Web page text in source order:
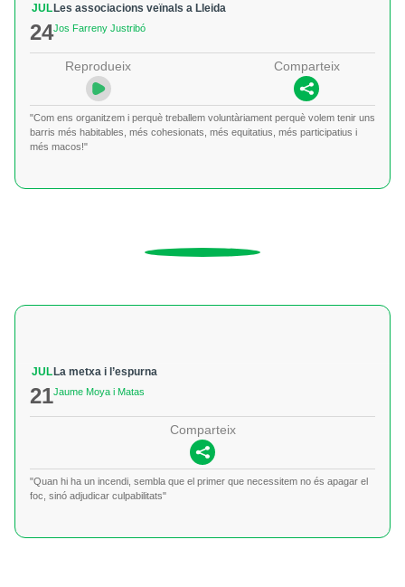
JUL
24
Les associacions veïnals a Lleida
Jos Farreny Justribó
Reprodueix Comparteix
"Com ens organitzem i perquè treballem voluntàriament perquè volem tenir uns
barris més habitables, més cohesionats, més equitatius, més participatius i
més macos!"
JUL
21
La metxa i l’espurna
Jaume Moya i Matas
Comparteix
"Quan hi ha un incendi, sembla que el primer que necessitem no és apagar el
foc, sinó adjudicar culpabilitats"